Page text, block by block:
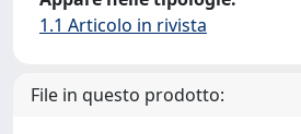
1.1 Articolo in rivista
File in questo prodotto: